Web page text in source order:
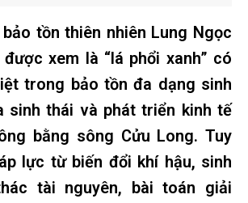
bảo tồn thiên nhiên Lung Ngọc
xem là “lá phổi xanh” có
trong bảo tồn đa dạng sinh
sinh thái và phát triển kinh tế
bằng sông Cửu Long. Tuy
lực từ biến đổi khí hậu, sinh
tài nguyên, bài toán giải